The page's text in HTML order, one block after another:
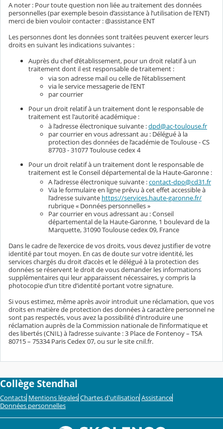
A noter : Pour toute question non liée au traitement des données
personnelles (par exemple besoin d’assistance à l’utilisation de l’ENT)
merci de bien vouloir contacter : @assistance ENT
Les personnes dont les données sont traitées peuvent exercer leurs
droits en suivant les indications suivantes :
Auprès du chef d’établissement, pour un droit relatif à un
traitement dont il est responsable de traitement :
via son adresse mail ou celle de l’établissement
via le service messagerie de l’ENT
par courrier
Pour un droit relatif à un traitement dont le responsable de
traitement est l'autorité académique :
à l’adresse électronique suivante :dpd@ac-toulouse.fr
par courrier en vous adressant au : Délégué à la
protection des données de l’académie de Toulouse - CS
87703 - 31077 Toulouse cedex 4
Pour un droit relatif à un traitement dont le responsable de
traitement est le Conseil départemental de la Haute-Garonne :
A l’adresse électronique suivante :contact-dpo@cd31.fr
Via le formulaire en ligne prévu à cet effet accessible à
l’adresse suivante https://services.haute-garonne.fr/
rubrique « Données personnelles »
Par courrier en vous adressant au : Conseil
départemental de la Haute-Garonne, 1 boulevard de la
Marquette, 31090 Toulouse cedex 09, France
Dans le cadre de l’exercice de vos droits, vous devez justifier de votre
identité par tout moyen. En cas de doute sur votre identité, les
services chargés du droit d’accès et le délégué à la protection des
données se réservent le droit de vous demander les informations
supplémentaires qui leur apparaissent nécessaires, y compris la
photocopie d’un titre d’identité portant votre signature.
Si vous estimez, même après avoir introduit une réclamation, que vos
droits en matière de protection des données à caractère personnel ne
sont pas respectés, vous avez la possibilité d’introduire une
réclamation auprès de la Commission nationale de l’informatique et
des libertés (CNIL) à l’adresse suivante : 3 Place de Fontenoy – TSA
80715 – 75334 Paris Cedex 07, ou sur le site cnil.fr.
Collège Stendhal
Contacts Mentions légales Chartes d'utilisation Assistance
Données personnelles